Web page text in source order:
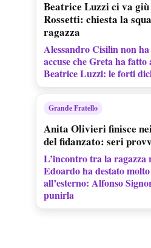
Beatrice Luzzi ci va giù
Rossetti: chiesta la
ragazza
Alessandro Cisilin non
accuse che Greta ha
Beatrice Luzzi: le forti
Grande Fratello
Anita Olivieri finisce
del fidanzato: seri
L’incontro tra la ragazza
Edoardo ha destato
all’esterno: Alfonso
punirla